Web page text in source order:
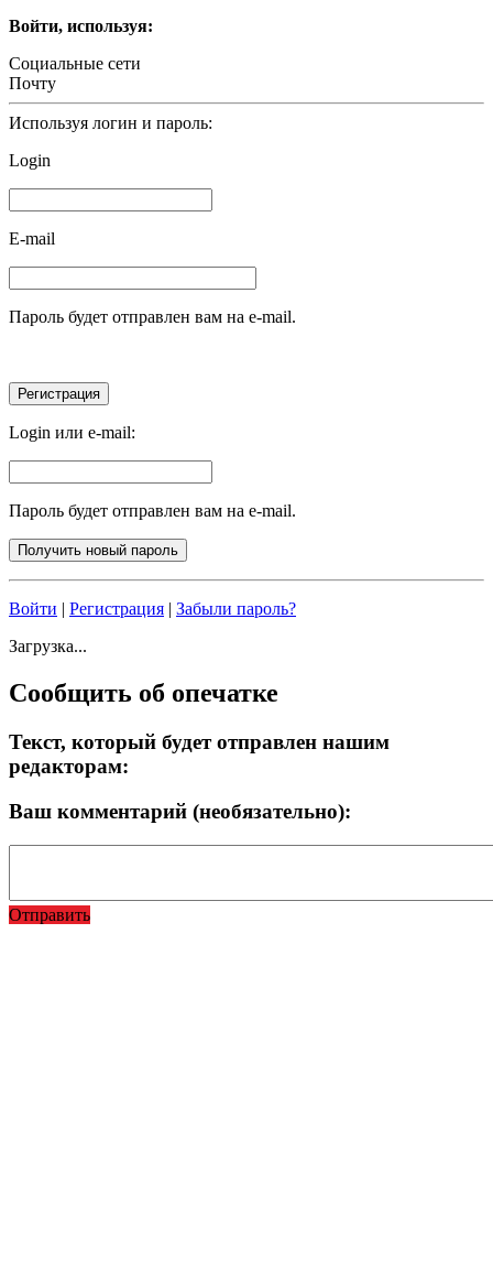
Войти, используя:
Социальные сети
Почту
Используя логин и пароль:
Login
E-mail
Пароль будет отправлен вам на e-mail.
Login или e-mail:
Пароль будет отправлен вам на e-mail.
Войти | Регистрация | Забыли пароль?
Загрузка...
Сообщить об опечатке
Текст, который будет отправлен нашим
редакторам:
Ваш комментарий (необязательно):
Отправить